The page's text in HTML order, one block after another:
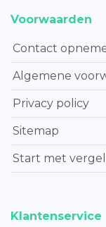
Voorwaarden
Contact
Algemene
Privacy policy
Sitemap
Start met
Klantenservice